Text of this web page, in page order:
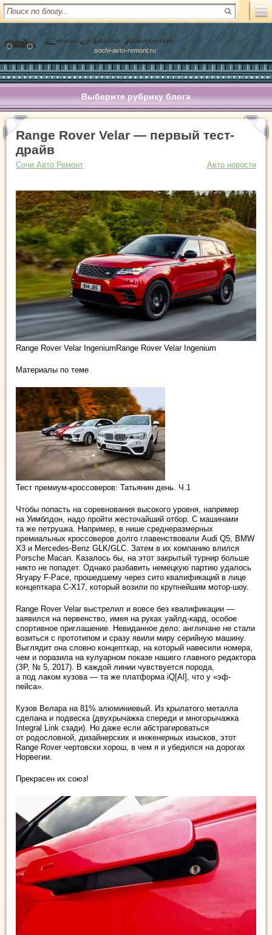
sochi-avto-remont.ru
Выберите рубрику блога
Range Rover Velar — первый тест-
драйв
Сочи Авто Ремонт Авто новости
Rangе Rover Velar IngeniumRangе Rover Velar Ingenium
Материалы по теме
Тест премиум-кроссоверов: Татьянин день. Ч.1
Чтобы попасть на соревнования высокого уровня, например
на Уимблдон, надо пройти жесточайший отбор. С машинами
та же петрушка. Например, в нише среднеразмерных
премиальных кроссоверов долго главенствовали Audi Q5, BMW
X3 и Mercedes-Benz GLK/GLC. Затем в их компанию влился
Porsche Macan. Казалось бы, на этот закрытый турнир больше
никто не попадет. Однако разбавить немецкую партию удалось
Ягуару F‑Pace, прошедшему через сито квалификаций в лице
концепткара C-X17, который возили по крупнейшим мотор-шоу.
Range Rover Velar выстрелил и вовсе без квалификации —
заявился на первенство, имея на руках уайлд-кард, особое
спортивное приглашение. Невиданное дело: англичане не стали
возиться с прототипом и сразу явили миру серийную машину.
Выглядит она словно концепткар, на который навесили номера,
чем и поразила на кулуарном показе нашего главного редактора
(ЗР, № 5, 2017). В каждой линии чувствуется порода,
а под лаком кузова — та же платформа iQ[Al], что у «эф-
пейса».
Кузов Велара на 81% алюминиевый. Из крылатого металла
сделана и подвеска (двухрычажка спереди и многорычажка
Integral Link сзади). Но даже если абстрагироваться
от родословной, дизайнерских и инженерных изысков, этот
Range Rover чертовски хорош, в чем я и убедился на дорогах
Норвегии.
Прекрасен их союз!